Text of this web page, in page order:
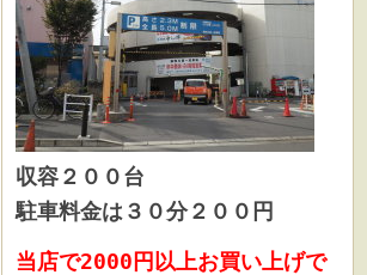
収容２００台
駐車料金は３０分２００円
当店で2000円以上お買い上げで